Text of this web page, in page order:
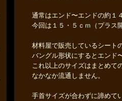
通常はエンド〜エンドの約１
今回は１５・５ｃｍ（プラス
材料屋で販売しているシート
バングル形状にするとエンド
これ以上のサイズはまとめて
なかなか流通しません。
手首サイズが合わずに諦めて